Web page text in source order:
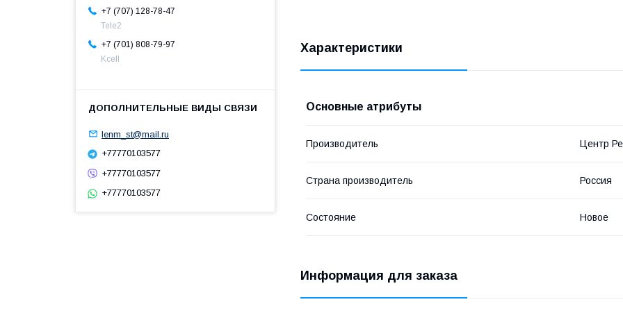
Характеристики
Основные атрибуты
Производитель Центр
Страна производитель Россия
Состояние Новое
Информация для заказа
+7 (707) 128-78-47
Теle2
+7 (701) 808-79-97
Kcell
lenm_st@mail.ru
+77770103577
+77770103577
+77770103577